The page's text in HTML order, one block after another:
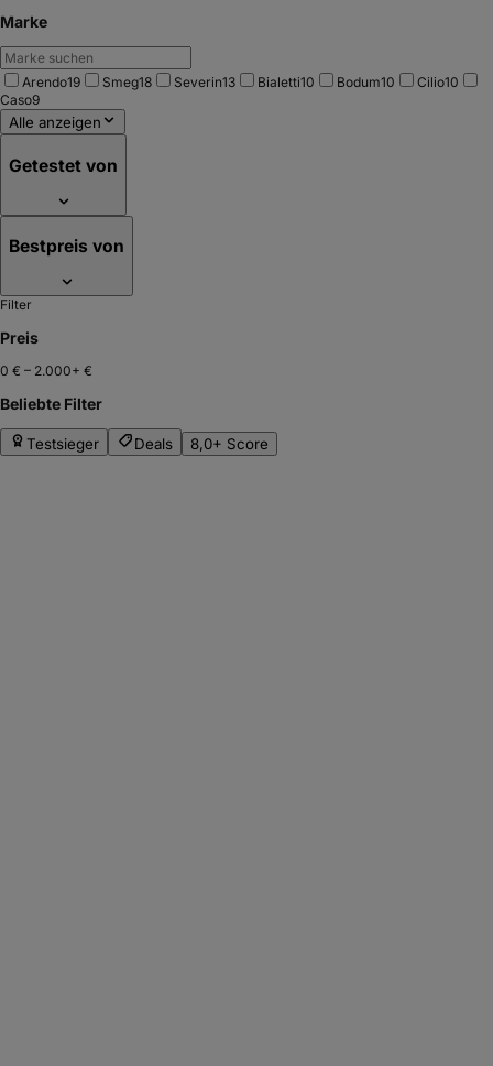
Marke
Arendo19 Smeg18 Severin13 Bialetti10 Bodum10 Cilio10
Caso9
Alle anzeigen
Getestet von
Bestpreis von
Filter
Preis
0 € – 2.000+ €
Beliebte Filter
Testsieger Deals 8,0+ Score